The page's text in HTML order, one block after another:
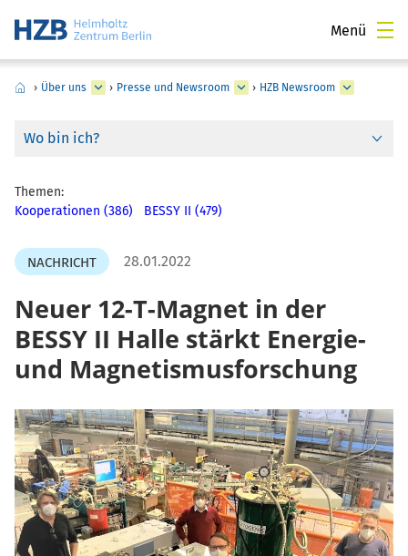
Menü
› Über uns › Presse und Newsroom › HZB Newsroom
Wo bin ich?
Themen:
Kooperationen (386)
BESSY II (479)
NACHRICHT 28.01.2022
Neuer 12-T-Magnet in der
BESSY II Halle stärkt Energie-
und Magnetismusforschung